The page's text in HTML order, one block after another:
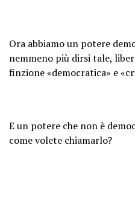
Ora abbiamo un potere
nemmeno più dirsi tale,
finzione «democratica» e
E un potere che non è
come volete chiamarlo?